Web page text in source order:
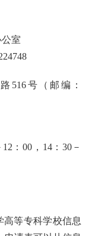
室
516号（邮编：
：00，14：30－
高等专科学校信息